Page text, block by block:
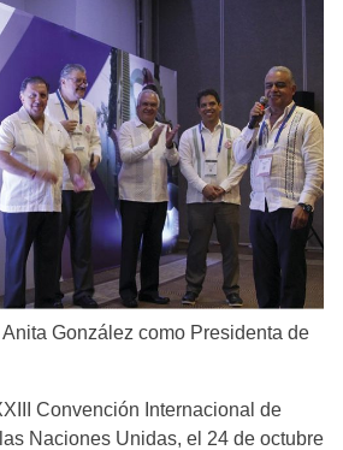
González como Presidenta de
Convención Internacional de
Naciones Unidas, el 24 de octubre